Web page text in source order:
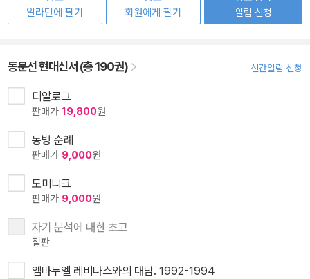
알라딘에 팔기
회원에게 팔기
알림 신청
동문선 현대신서 (총 190권) 신간알림 신청
디알로그
판매가 19,800원
동방 순례
판매가 9,000원
도미니크
판매가 9,000원
자기 분석에 대한 초고
절판
엠마누엘 레비나스와의 대담. 1992-1994